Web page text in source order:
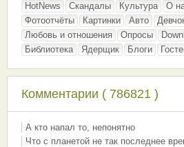
HotNews
Скандалы Культура О
Фотоотчёты
Картинки Авто
Любовь и отношения
Опросы
Библиотека
Ядерщик Блоги
Комментарии ( 786821 )
А кто напал то, непонятно
Что с планетой не так последнее